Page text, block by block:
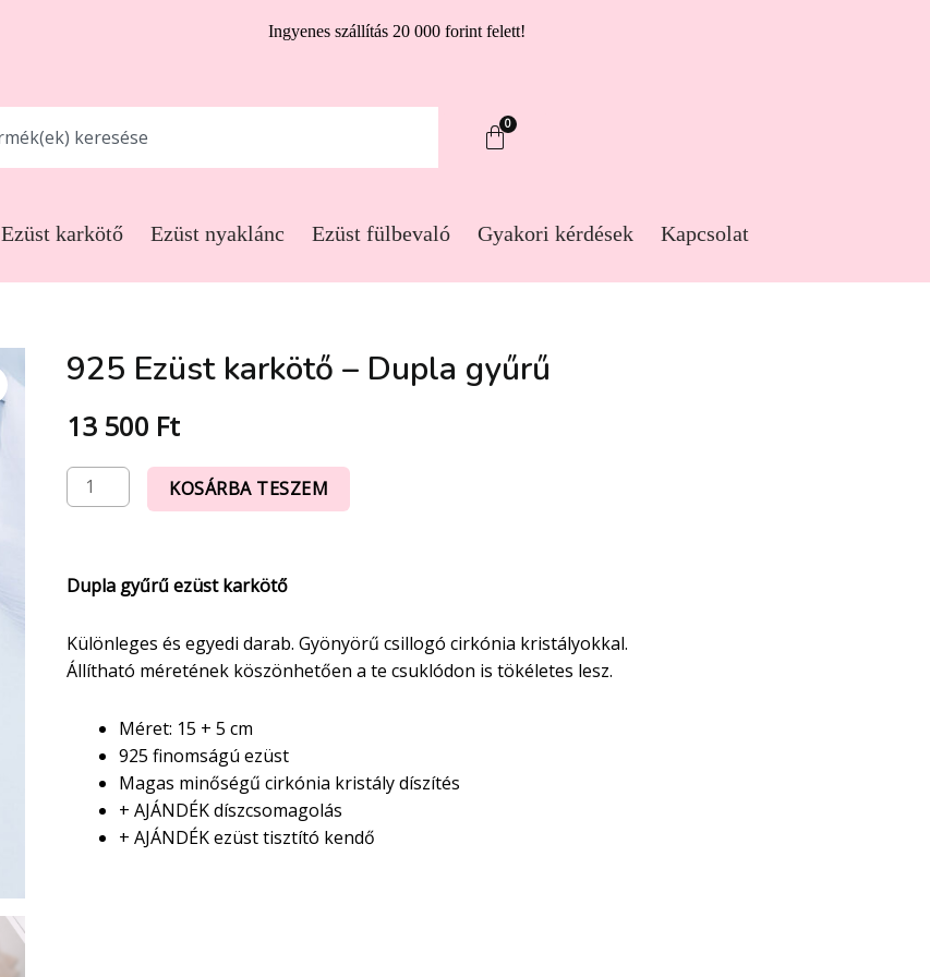
Ingyenes szállítás 20 000 forint felett!
0
Ezüst karkötő Ezüst nyaklánc Ezüst fülbevaló Gyakori kérdések Kapcsolat
925 Ezüst karkötő – Dupla gyűrű
13 500 Ft
KOSÁRBA TESZEM
Dupla gyűrű ezüst karkötő
Különleges és egyedi darab. Gyönyörű csillogó cirkónia kristályokkal.
Állítható méretének köszönhetően a te csuklódon is tökéletes lesz.
Méret: 15 + 5 cm
925 finomságú ezüst
Magas minőségű cirkónia kristály díszítés
+ AJÁNDÉK díszcsomagolás
+ AJÁNDÉK ezüst tisztító kendő